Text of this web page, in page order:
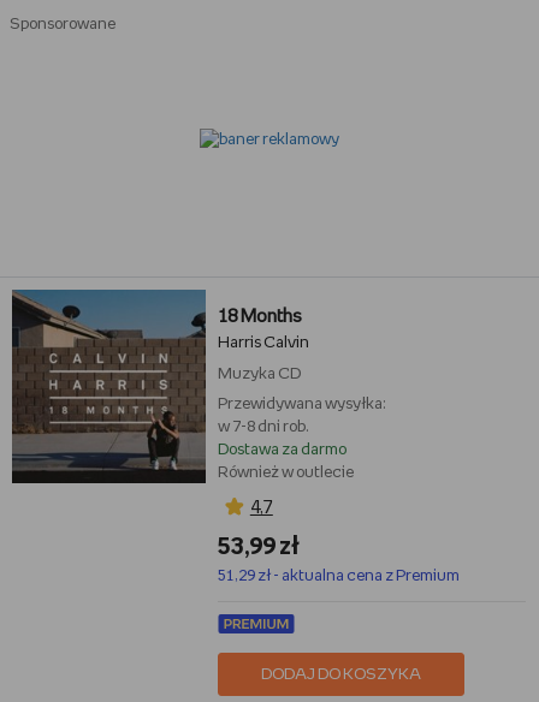
Sponsorowane
18 Months
Harris Calvin
Muzyka CD
Przewidywana wysyłka:
w 7-8 dni rob.
Dostawa za darmo
Również w outlecie
4,7
53,99 zł
51,29 zł - aktualna cena z Premium
DODAJ DO KOSZYKA